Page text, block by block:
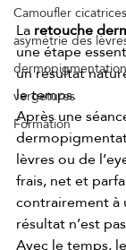
Camoufler cicatrices
asymétrie des
dermopigmentation
vergetures
Formation
La retouche
une étape
un résultat
le temps.
Après une
lèvres ou de
frais, net et
contrairement à
résultat n’est